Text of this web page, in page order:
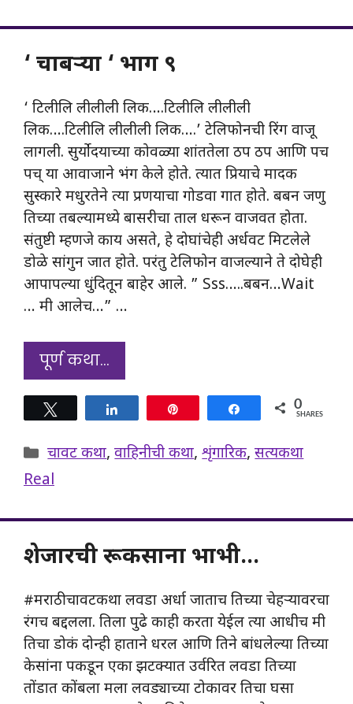
‘ चाबऱ्या ‘ भाग ९
‘ टिलीलि लीलीली लिक….टिलीलि लीलीली
लिक….टिलीलि लीलीली लिक….’ टेलिफोनची रिंग वाजू
लागली. सुर्योदयाच्या कोवळ्या शांततेला ठप ठप आणि पच
पच् या आवाजाने भंग केले होते. त्यात प्रियाचे मादक
सुस्कारे मधुरतेने त्या प्रणयाचा गोडवा गात होते. बबन जणु
तिच्या तबल्यामध्ये बासरीचा ताल धरून वाजवत होता.
संतुष्टी म्हणजे काय असते, हे दोघांचेही अर्धवट मिटलेले
डोळे सांगुन जात होते. परंतु टेलिफोन वाजल्याने ते दोघेही
आपापल्या धुंदितून बाहेर आले. ” Sss…..बबन…Wait
… मी आलेच…” …
पूर्ण कथा…
Share 0
SHARES
Categories
चावट कथा,वाहिनीची कथा,शृंगारिक,सत्यकथा
Real
शेजारची रूकसाना भाभी…
#मराठीचावटकथा लवडा अर्धा जाताच तिच्या चेहऱ्यावरचा
रंगच बद्दलला. तिला पुढे काही करता येईल त्या आधीच मी
तिचा डोकं दोन्ही हाताने धरल आणि तिने बांधलेल्या तिच्या
केसांना पकडून एका झटक्यात उर्वरित लवडा तिच्या
तोंडात कोंबला मला लवड्याच्या टोकावर तिचा घसा